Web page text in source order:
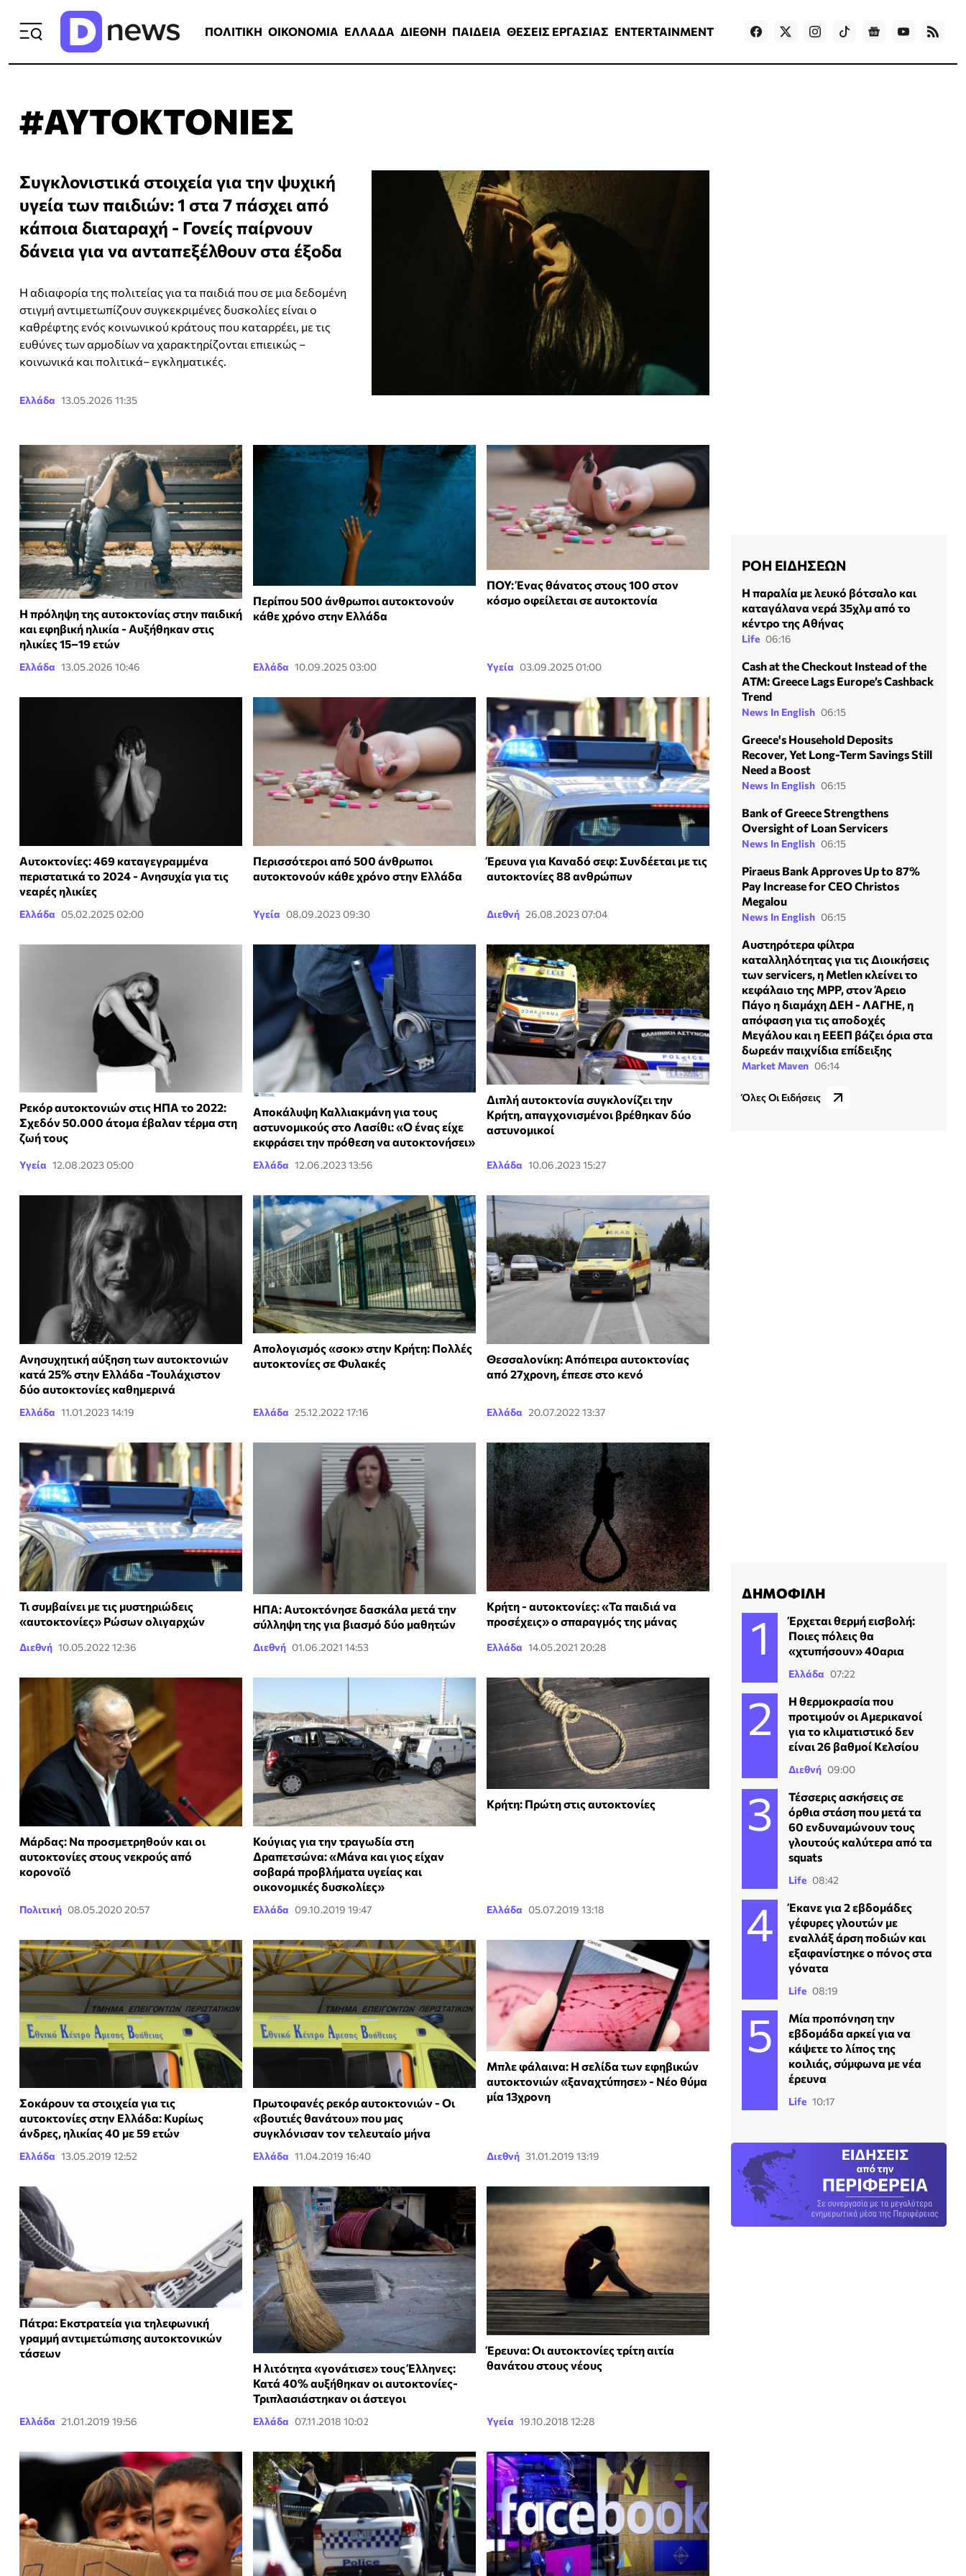
ΠΟΛΙΤΙΚΗ ΟΙΚΟΝΟΜΙΑ ΕΛΛΑΔΑ ΔΙΕΘΝΗ ΠΑΙΔΕΙΑ ΘΕΣΕΙΣ ΕΡΓΑΣΙΑΣ ENTERTAINMENT Games
#ΑΥΤΟΚΤΟΝΙΕΣ
Συγκλονιστικά στοιχεία για την ψυχική
υγεία των παιδιών: 1 στα 7 πάσχει από
κάποια διαταραχή - Γονείς παίρνουν
δάνεια για να ανταπεξέλθουν στα έξοδα
Η αδιαφορία της πολιτείας για τα παιδιά που σε μια δεδομένη
στιγμή αντιμετωπίζουν συγκεκριμένες δυσκολίες είναι ο
καθρέφτης ενός κοινωνικού κράτους που καταρρέει, με τις
ευθύνες των αρμοδίων να χαρακτηρίζονται επιεικώς –
κοινωνικά και πολιτικά– εγκληματικές.
Ελλάδα 13.05.2026 11:35
Η πρόληψη της αυτοκτονίας στην παιδική
και εφηβική ηλικία - Αυξήθηκαν στις
ηλικίες 15–19 ετών
Ελλάδα 13.05.2026 10:46
Περίπου 500 άνθρωποι αυτοκτονούν
κάθε χρόνο στην Ελλάδα
Ελλάδα 10.09.2025 03:00
ΠΟΥ: Ένας θάνατος στους 100 στον
κόσμο οφείλεται σε αυτοκτονία
Υγεία 03.09.2025 01:00
Αυτοκτονίες: 469 καταγεγραμμένα
περιστατικά το 2024 - Ανησυχία για τις
νεαρές ηλικίες
Ελλάδα 05.02.2025 02:00
Περισσότεροι από 500 άνθρωποι
αυτοκτονούν κάθε χρόνο στην Ελλάδα
Υγεία 08.09.2023 09:30
Έρευνα για Καναδό σεφ: Συνδέεται με τις
αυτοκτονίες 88 ανθρώπων
Διεθνή 26.08.2023 07:04
Ρεκόρ αυτοκτονιών στις ΗΠΑ το 2022:
Σχεδόν 50.000 άτομα έβαλαν τέρμα στη
ζωή τους
Υγεία 12.08.2023 05:00
Αποκάλυψη Καλλιακμάνη για τους
αστυνομικούς στο Λασίθι: «Ο ένας είχε
εκφράσει την πρόθεση να αυτοκτονήσει»
Ελλάδα 12.06.2023 13:56
Διπλή αυτοκτονία συγκλονίζει την
Κρήτη, απαγχονισμένοι βρέθηκαν δύο
αστυνομικοί
Ελλάδα 10.06.2023 15:27
Ανησυχητική αύξηση των αυτοκτονιών
κατά 25% στην Ελλάδα -Τουλάχιστον
δύο αυτοκτονίες καθημερινά
Ελλάδα 11.01.2023 14:19
Απολογισμός «σοκ» στην Κρήτη: Πολλές
αυτοκτονίες σε Φυλακές
Ελλάδα 25.12.2022 17:16
Θεσσαλονίκη: Απόπειρα αυτοκτονίας
από 27χρονη, έπεσε στο κενό
Ελλάδα 20.07.2022 13:37
Τι συμβαίνει με τις μυστηριώδεις
«αυτοκτονίες» Ρώσων ολιγαρχών
Διεθνή 10.05.2022 12:36
ΗΠΑ: Αυτοκτόνησε δασκάλα μετά την
σύλληψη της για βιασμό δύο μαθητών
Διεθνή 01.06.2021 14:53
Κρήτη - αυτοκτονίες: «Τα παιδιά να
προσέχεις» ο σπαραγμός της μάνας
Ελλάδα 14.05.2021 20:28
Μάρδας: Να προσμετρηθούν και οι
αυτοκτονίες στους νεκρούς από
κορονοϊό
Πολιτική 08.05.2020 20:57
Κούγιας για την τραγωδία στη
Δραπετσώνα: «Μάνα και γιος είχαν
σοβαρά προβλήματα υγείας και
οικονομικές δυσκολίες»
Ελλάδα 09.10.2019 19:47
Κρήτη: Πρώτη στις αυτοκτονίες
Ελλάδα 05.07.2019 13:18
Σοκάρουν τα στοιχεία για τις
αυτοκτονίες στην Ελλάδα: Κυρίως
άνδρες, ηλικίας 40 με 59 ετών
Ελλάδα 13.05.2019 12:52
Πρωτοφανές ρεκόρ αυτοκτονιών - Οι
«βουτιές θανάτου» που μας
συγκλόνισαν τον τελευταίο μήνα
Ελλάδα 11.04.2019 16:40
Μπλε φάλαινα: Η σελίδα των εφηβικών
αυτοκτονιών «ξαναχτύπησε» - Νέο θύμα
μία 13χρονη
Διεθνή 31.01.2019 13:19
Πάτρα: Εκστρατεία για τηλεφωνική
γραμμή αντιμετώπισης αυτοκτονικών
τάσεων
Ελλάδα 21.01.2019 19:56
Η λιτότητα «γονάτισε» τους Έλληνες:
Κατά 40% αυξήθηκαν οι αυτοκτονίες-
Τριπλασιάστηκαν οι άστεγοι
Ελλάδα 07.11.2018 10:02
Έρευνα: Οι αυτοκτονίες τρίτη αιτία
θανάτου στους νέους
Υγεία 19.10.2018 12:28
ΡΟΗ ΕΙΔΗΣΕΩΝ
Η παραλία με λευκό βότσαλο και
καταγάλανα νερά 35χλμ από το
κέντρο της Αθήνας
Life 06:16
Cash at the Checkout Instead of the
ATM: Greece Lags Europe’s Cashback
Trend
News In English 06:15
Greece's Household Deposits
Recover, Yet Long-Term Savings Still
Need a Boost
News In English 06:15
Bank of Greece Strengthens
Oversight of Loan Servicers
News In English 06:15
Piraeus Bank Approves Up to 87%
Pay Increase for CEO Christos
Megalou
News In English 06:15
Αυστηρότερα φίλτρα
καταλληλότητας για τις Διοικήσεις
των servicers, η Metlen κλείνει το
κεφάλαιο της MPP, στον Άρειο
Πάγο η διαμάχη ΔΕΗ - ΛΑΓΗΕ, η
απόφαση για τις αποδοχές
Μεγάλου και η ΕΕΕΠ βάζει όρια στα
δωρεάν παιχνίδια επίδειξης
Market Maven 06:14
Όλες Οι Ειδήσεις
ΔΗΜΟΦΙΛΗ
Έρχεται θερμή εισβολή:
Ποιες πόλεις θα
«χτυπήσουν» 40αρια
Ελλάδα 07:22
Η θερμοκρασία που
προτιμούν οι Αμερικανοί
για το κλιματιστικό δεν
είναι 26 βαθμοί Κελσίου
Διεθνή 09:00
Τέσσερις ασκήσεις σε
όρθια στάση που μετά τα
60 ενδυναμώνουν τους
γλουτούς καλύτερα από τα
squats
Life 08:42
Έκανε για 2 εβδομάδες
γέφυρες γλουτών με
εναλλάξ άρση ποδιών και
εξαφανίστηκε ο πόνος στα
γόνατα
Life 08:19
Μία προπόνηση την
εβδομάδα αρκεί για να
κάψετε το λίπος της
κοιλιάς, σύμφωνα με νέα
έρευνα
Life 10:17